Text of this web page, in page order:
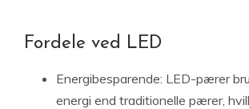
Fordele ved LED
Energibesparende: LED-pærer
energi end traditionelle pærer,